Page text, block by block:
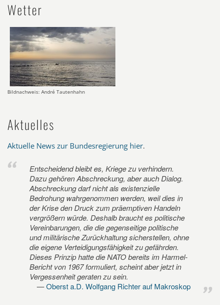
Wetter
Bildnachweis: André Tautenhahn
Aktuelles
Aktuelle News zur Bundesregierung hier.
Entscheidend bleibt es, Kriege zu verhindern.
Dazu gehören Abschreckung, aber auch Dialog.
Abschreckung darf nicht als existenzielle
Bedrohung wahrgenommen werden, weil dies in
der Krise den Druck zum präemptiven Handeln
vergrößern würde. Deshalb braucht es politische
Vereinbarungen, die die gegenseitige politische
und militärische Zurückhaltung sicherstellen, ohne
die eigene Verteidigungsfähigkeit zu gefährden.
Dieses Prinzip hatte die NATO bereits im Harmel-
Bericht von 1967 formuliert, scheint aber jetzt in
Vergessenheit geraten zu sein.
Oberst a.D. Wolfgang Richter auf Makroskop